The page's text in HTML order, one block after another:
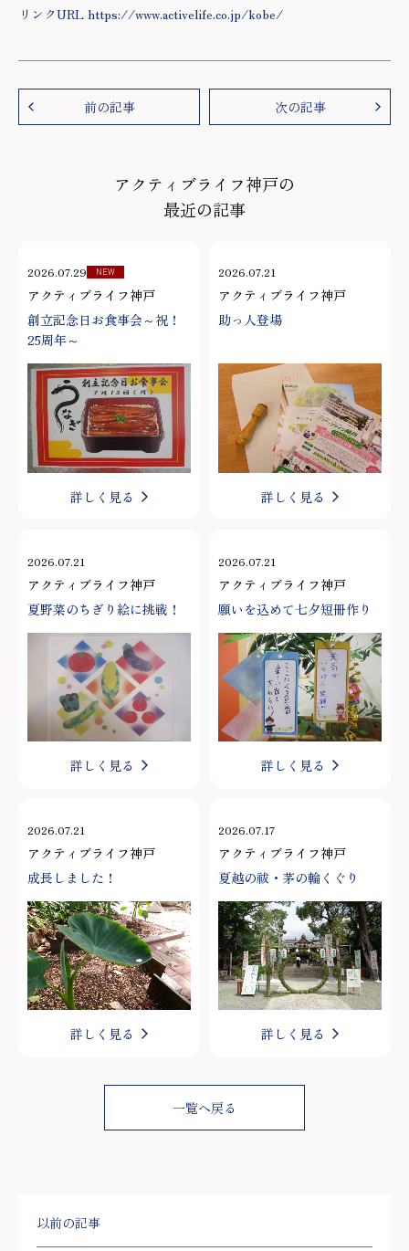
リンクURL https://www.activelife.co.jp/kobe/
前の記事 次の記事
アクティブライフ神戸の
最近の記事
2026.07.29 NEW
アクティブライフ神戸
創立記念日お食事会～祝！
25周年～
詳しく見る
2026.07.21
アクティブライフ神戸
助っ人登場
詳しく見る
2026.07.21
アクティブライフ神戸
夏野菜のちぎり絵に挑戦！
詳しく見る
2026.07.21
アクティブライフ神戸
願いを込めて七夕短冊作り
詳しく見る
2026.07.21
アクティブライフ神戸
成長しました！
詳しく見る
2026.07.17
アクティブライフ神戸
夏越の祓・茅の輪くぐり
詳しく見る
一覧へ戻る
以前の記事